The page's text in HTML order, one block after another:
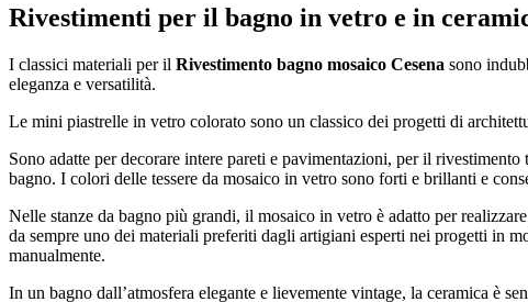
Rivestimenti per il bagno in vetro e in
I classici materiali per il Rivestimento bagno mosaico Cesena sono
eleganza e versatilità.
Le mini piastrelle in vetro colorato sono un classico dei progetti di
Sono adatte per decorare intere pareti e pavimentazioni, per il
bagno. I colori delle tessere da mosaico in vetro sono forti e brillanti e
Nelle stanze da bagno più grandi, il mosaico in vetro è adatto per
da sempre uno dei materiali preferiti dagli artigiani esperti nei progetti in
manualmente.
In un bagno dall’atmosfera elegante e lievemente vintage, la ceramica è